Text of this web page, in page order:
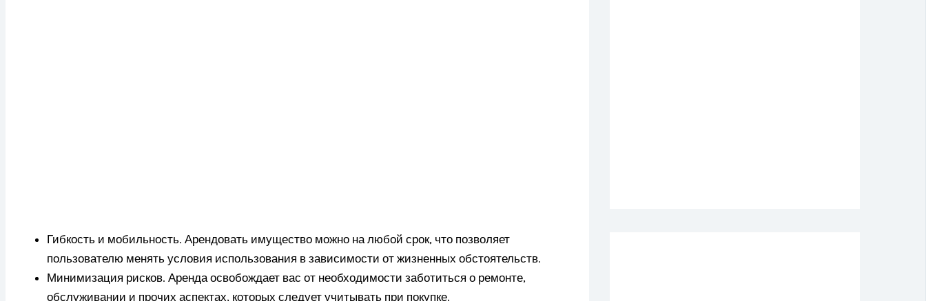
Гибкость и мобильность. Арендовать имущество можно на любой срок, что позволяет
пользователю менять условия использования в зависимости от жизненных обстоятельств.
Минимизация рисков. Аренда освобождает вас от необходимости заботиться о ремонте,
обслуживании и прочих аспектах, которых следует учитывать при покупке.